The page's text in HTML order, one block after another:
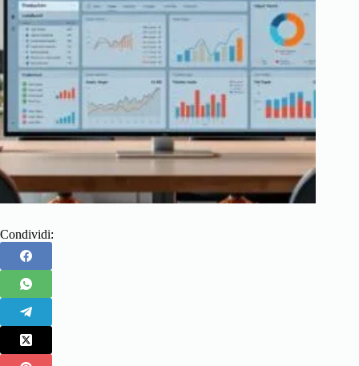
Condividi: